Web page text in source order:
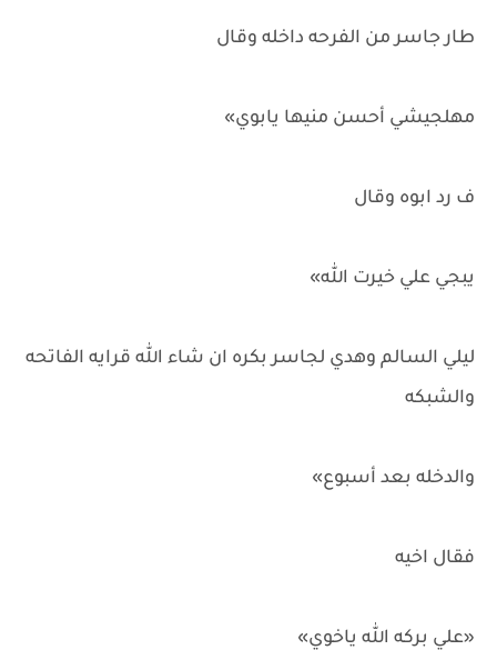
طار جاسر من الفرحه داخله وقال
مهلجيشي أحسن منيها يابوي»
ف رد ابوه وقال
يبجي علي خيرت الله»
ليلي السالم وهدي لجاسر بكره ان شاء الله قرايه الفاتحه
والشبكه
والدخله بعد أسبوع»
فقال اخيه
«علي بركه الله ياخوي»